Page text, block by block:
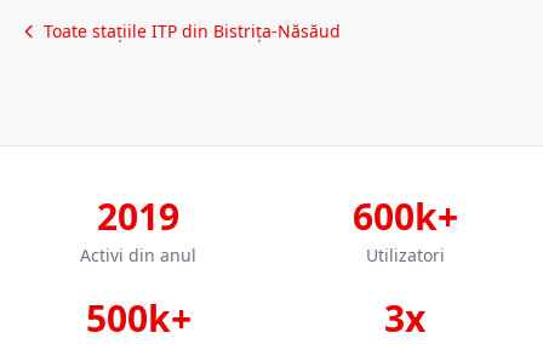
Toate stațiile ITP din Bistrița-Năsăud
2019
Activi din anul
600k+
Utilizatori
500k+ 3x